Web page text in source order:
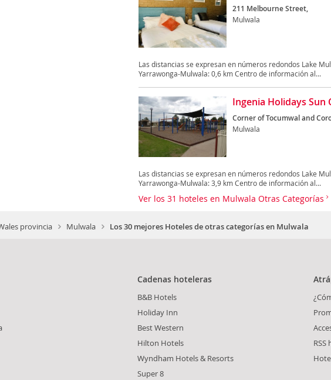
211 Melbourne Street,
Mulwala
Las distancias se expresan en números redondos Lake
Yarrawonga-Mulwala: 0,6 km Centro de información al...
Ingenia Holidays Sun
Corner of Tocumwal and
Mulwala
Las distancias se expresan en números redondos Lake
Yarrawonga-Mulwala: 3,9 km Centro de información al...
Ver los 31 hoteles en Mulwala Otras Categorías
provincia Mulwala Los 30 mejores Hoteles de otras categorías en Mulwala
Cadenas hoteleras
B&B Hotels
Holiday Inn
Best Western
Hilton Hotels
Wyndham Hotels & Resorts
Super 8